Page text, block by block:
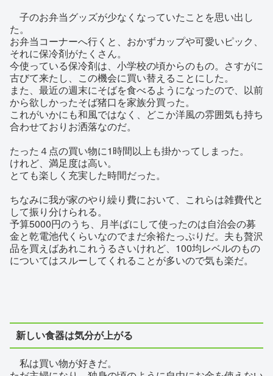
子のお弁当グッズが少なくなっていたことを思い出し
た。
お弁当コーナーへ行くと、おかずカップや可愛いピック、
それに保冷剤がたくさん。
今使っている保冷剤は、小学校の頃からのもの。さすがに
古びて来たし、この機会に買い替えることにした。
また、最近の週末にそばを食べるようになったので、以前
から欲しかったそば猪口を家族分買った。
これがいかにも和風ではなく、どこか洋風の雰囲気も持ち
合わせておりお洒落なのだ。
たった４点の買い物に1時間以上も掛かってしまった。
けれど、満足度は高い。
とても楽しく充実した時間だった。
ちなみに我が家のやり繰り費において、これらは雑費代と
して振り分けられる。
予算5000円のうち、月半ばにして使ったのは自治会の募
金と乾電池代くらいなのでまだ余裕たっぷりだ。夫も贅沢
品を買えばあれこれうるさいけれど、100均レベルのもの
についてはスルーしてくれることが多いので気も楽だ。
新しい食器は気分が上がる
私は買い物が好きだ。